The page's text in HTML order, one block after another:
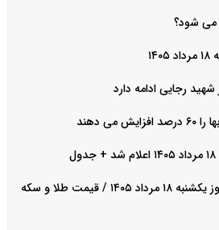
می شود؟
رجایی ادامه دارد
دهند
آخرین قیمت طلا و سکه امروز یکشنبه ۱۸ مرداد ۱۴۰۵ / قیمت طلا و سکه